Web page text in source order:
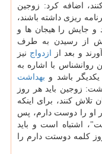
اضافه كرد: زوجین
ریزی داشته باشند،
و جایش را هیجان ها و
پیش از رسیدن به طرف
و بعد از
ازدواج نیز
روانشناس با اشاره به
یكدیگر باشد و بهداشت
زوجین باید هر روز
كنند، برای اینكه
او را دوست دارم، پس
اشتباه است و باید
كلمه دوستت دارم را